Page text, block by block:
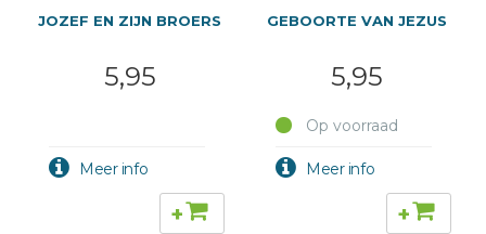
JOZEF EN ZIJN BROERS
5,95
+
GEBOORTE VAN JEZUS
5,95
Op voorraad
+